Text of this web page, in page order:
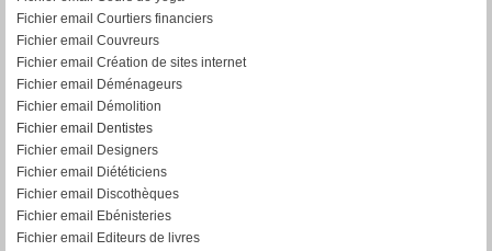
Fichier email Courtiers financiers
Fichier email Couvreurs
Fichier email Création de sites internet
Fichier email Déménageurs
Fichier email Démolition
Fichier email Dentistes
Fichier email Designers
Fichier email Diététiciens
Fichier email Discothèques
Fichier email Ebénisteries
Fichier email Editeurs de livres